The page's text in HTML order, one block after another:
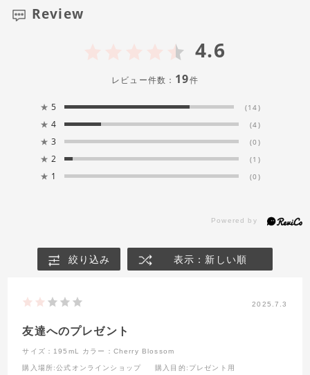
Review
4.6
レビュー件数： 19件
★ 5 (14)
★ 4 (4)
★ 3 (0)
★ 2 (1)
★ 1 (0)
絞り込み 表示：新しい順
2025.7.3
友達へのプレゼント
サイズ：195mL カラー：Cherry Blossom
購入場所:公式オンラインショップ 購入目的 :プレゼント用